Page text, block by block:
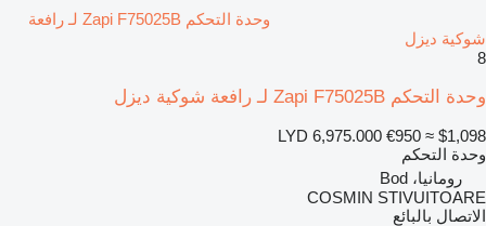
وحدة التحكم Zapi F75025B لـ رافعة
شوكية ديزل
8
وحدة التحكم Zapi F75025B لـ رافعة شوكية ديزل
LYD 6,975.000 €950 ≈ $1,098
وحدة التحكم
رومانيا، Bod
COSMIN STIVUITOARE
الاتصال بالبائع